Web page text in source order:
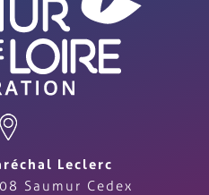
Leclerc
Saumur Cedex